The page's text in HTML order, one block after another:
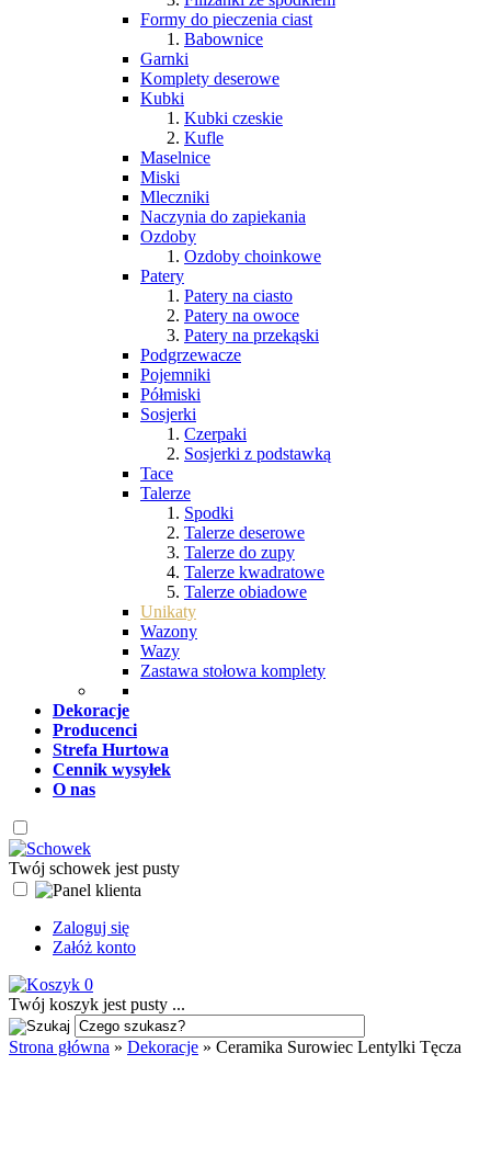
Formy do pieczenia ciast
Babownice
Garnki
Komplety deserowe
Kubki
Kubki czeskie
Kufle
Maselnice
Miski
Mleczniki
Naczynia do zapiekania
Ozdoby
Ozdoby choinkowe
Patery
Patery na ciasto
Patery na owoce
Patery na przekąski
Podgrzewacze
Pojemniki
Półmiski
Sosjerki
Czerpaki
Sosjerki z podstawką
Tace
Talerze
Spodki
Talerze deserowe
Talerze do zupy
Talerze kwadratowe
Talerze obiadowe
Unikaty
Wazony
Wazy
Zastawa stołowa komplety
Dekoracje
Producenci
Strefa Hurtowa
Cennik wysyłek
O nas
Twój schowek jest pusty
Zaloguj się
Załóż konto
0
Twój koszyk jest pusty ...
Strona główna » Dekoracje » Ceramika Surowiec Lentylki Tęcza